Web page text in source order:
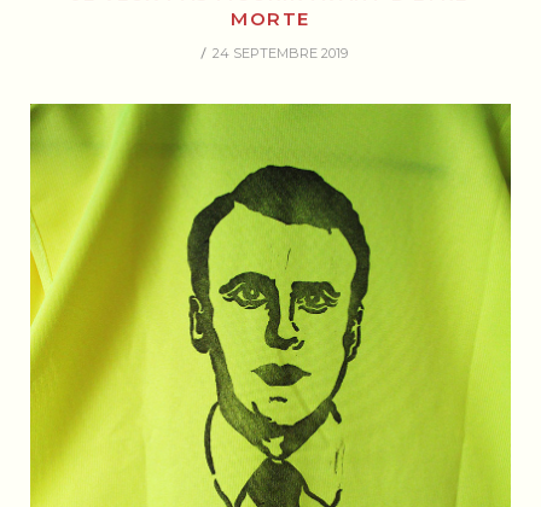
MORTE
24 SEPTEMBRE 2019